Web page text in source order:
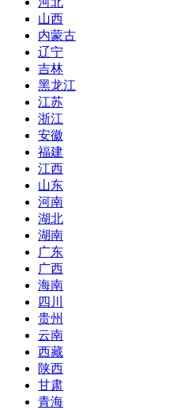
山西
内蒙古
辽宁
吉林
黑龙江
江苏
浙江
安徽
福建
江西
山东
河南
湖北
湖南
广东
广西
海南
四川
贵州
云南
西藏
陕西
甘肃
青海